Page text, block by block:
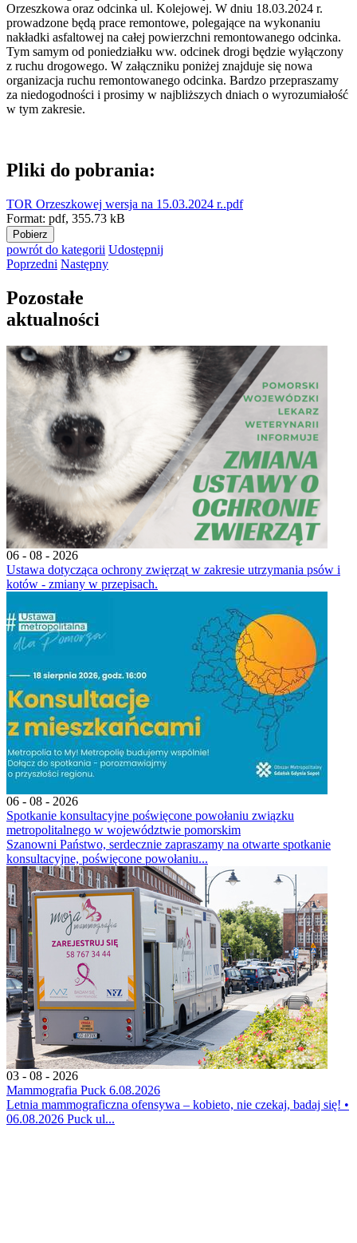
Orzeszkowa oraz odcinka ul. Kolejowej. W dniu 18.03.2024 r.
prowadzone będą prace remontowe, polegające na wykonaniu
nakładki asfaltowej na całej powierzchni remontowanego odcinka.
Tym samym od poniedziałku ww. odcinek drogi będzie wyłączony
z ruchu drogowego. W załączniku poniżej znajduje się nowa
organizacja ruchu remontowanego odcinka. Bardzo przepraszamy
za niedogodności i prosimy w najbliższych dniach o wyrozumiałość
w tym zakresie.
Pliki do pobrania:
TOR Orzeszkowej wersja na 15.03.2024 r..pdf
Format: pdf, 355.73 kB
Pobierz
powrót do kategorii Udostępnij
Poprzedni Następny
Pozostałe
aktualności
06 - 08 - 2026
Ustawa dotycząca ochrony zwięrząt w zakresie utrzymania psów i
kotów - zmiany w przepisach.
06 - 08 - 2026
Spotkanie konsultacyjne poświęcone powołaniu związku
metropolitalnego w województwie pomorskim
Szanowni Państwo, serdecznie zapraszamy na otwarte spotkanie
konsultacyjne, poświęcone powołaniu...
03 - 08 - 2026
Mammografia Puck 6.08.2026
Letnia mammograficzna ofensywa – kobieto, nie czekaj, badaj się! •
06.08.2026 Puck ul...